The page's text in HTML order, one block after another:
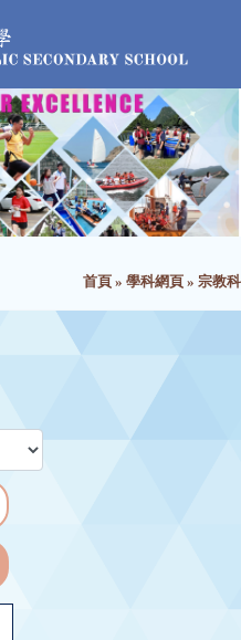
首頁 » 學科網頁 » 宗教科